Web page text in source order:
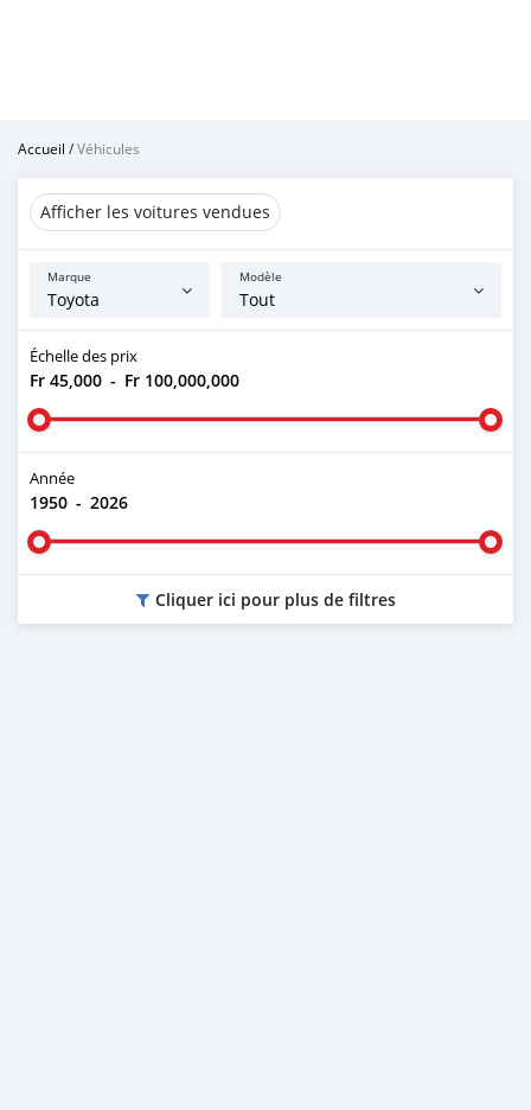
Accueil /Véhicules
Afficher les voitures vendues
Marque Modèle
Échelle des prix
Fr 45,000 - Fr 100,000,000
Année
1950 - 2026
Cliquer ici pour plus de filtres